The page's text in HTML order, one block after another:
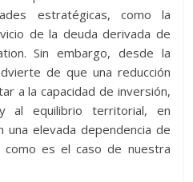
estratégicas, como la
de la deuda derivada de
Sin embargo, desde la
de que una reducción
a la capacidad de inversión,
al equilibrio territorial, en
una elevada dependencia de
como es el caso de nuestra